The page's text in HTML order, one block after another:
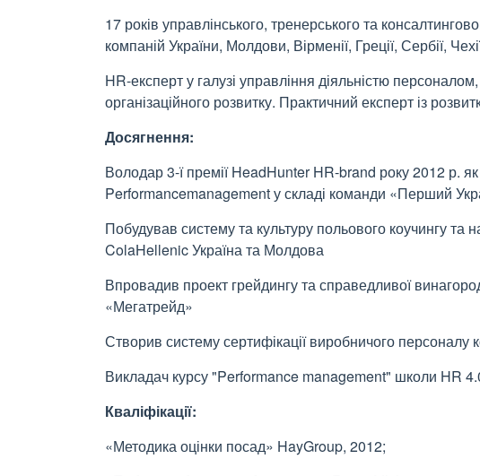
17 років управлінського, тренерського та
компаній України, Молдови, Вірменії, Греції, Сербії,
HR-експерт у галузі управління діяльністю
організаційного розвитку. Практичний експерт із
Досягнення:
Володар 3-ї премії HeadHunter HR-brand року 2012 р.
Performancemanagement у складі команди «Перший
Побудував систему та культуру польового коучингу та
ColaHellenic Україна та Молдова
Впровадив проект грейдингу та справедливої
«Мегатрейд»
Створив систему сертифікації виробничого персоналу
Викладач курсу "Performance management" школи HR
Кваліфікації:
«Методика оцінки посад» HayGroup, 2012;